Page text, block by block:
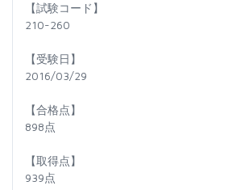
【試験コード】
210-260
【受験日】
2016/03/29
【合格点】
898点
【取得点】
939点